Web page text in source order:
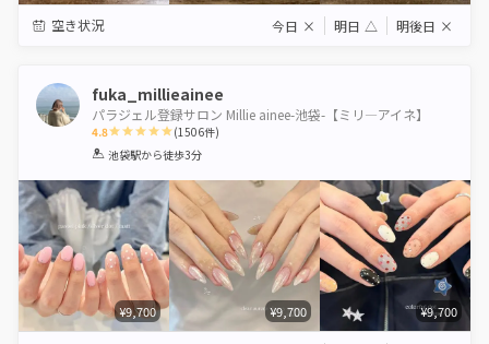
空き状況 今日 × 明日 △ 明後日 ×
fuka_millieainee
パラジェル登録サロン Millie ainee-池袋-【ミリ―アイネ】
4.8
1 2 3 4 5
(1506件)
池袋駅から徒歩3分
¥9,700 ¥9,700 ¥9,700